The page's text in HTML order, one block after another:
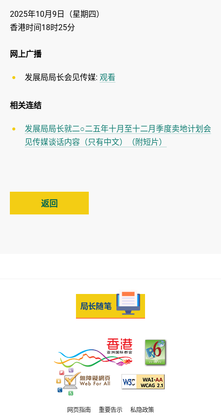
2025年10月9日（星期四）
香港时间18时25分
网上广播
发展局局长会见传媒: 观看
相关连结
发展局局长就二○二五年十月至十二月季度卖地计划会
见传媒谈话内容（只有中文）（附短片）
返回
网页指南 重要告示 私隐政策